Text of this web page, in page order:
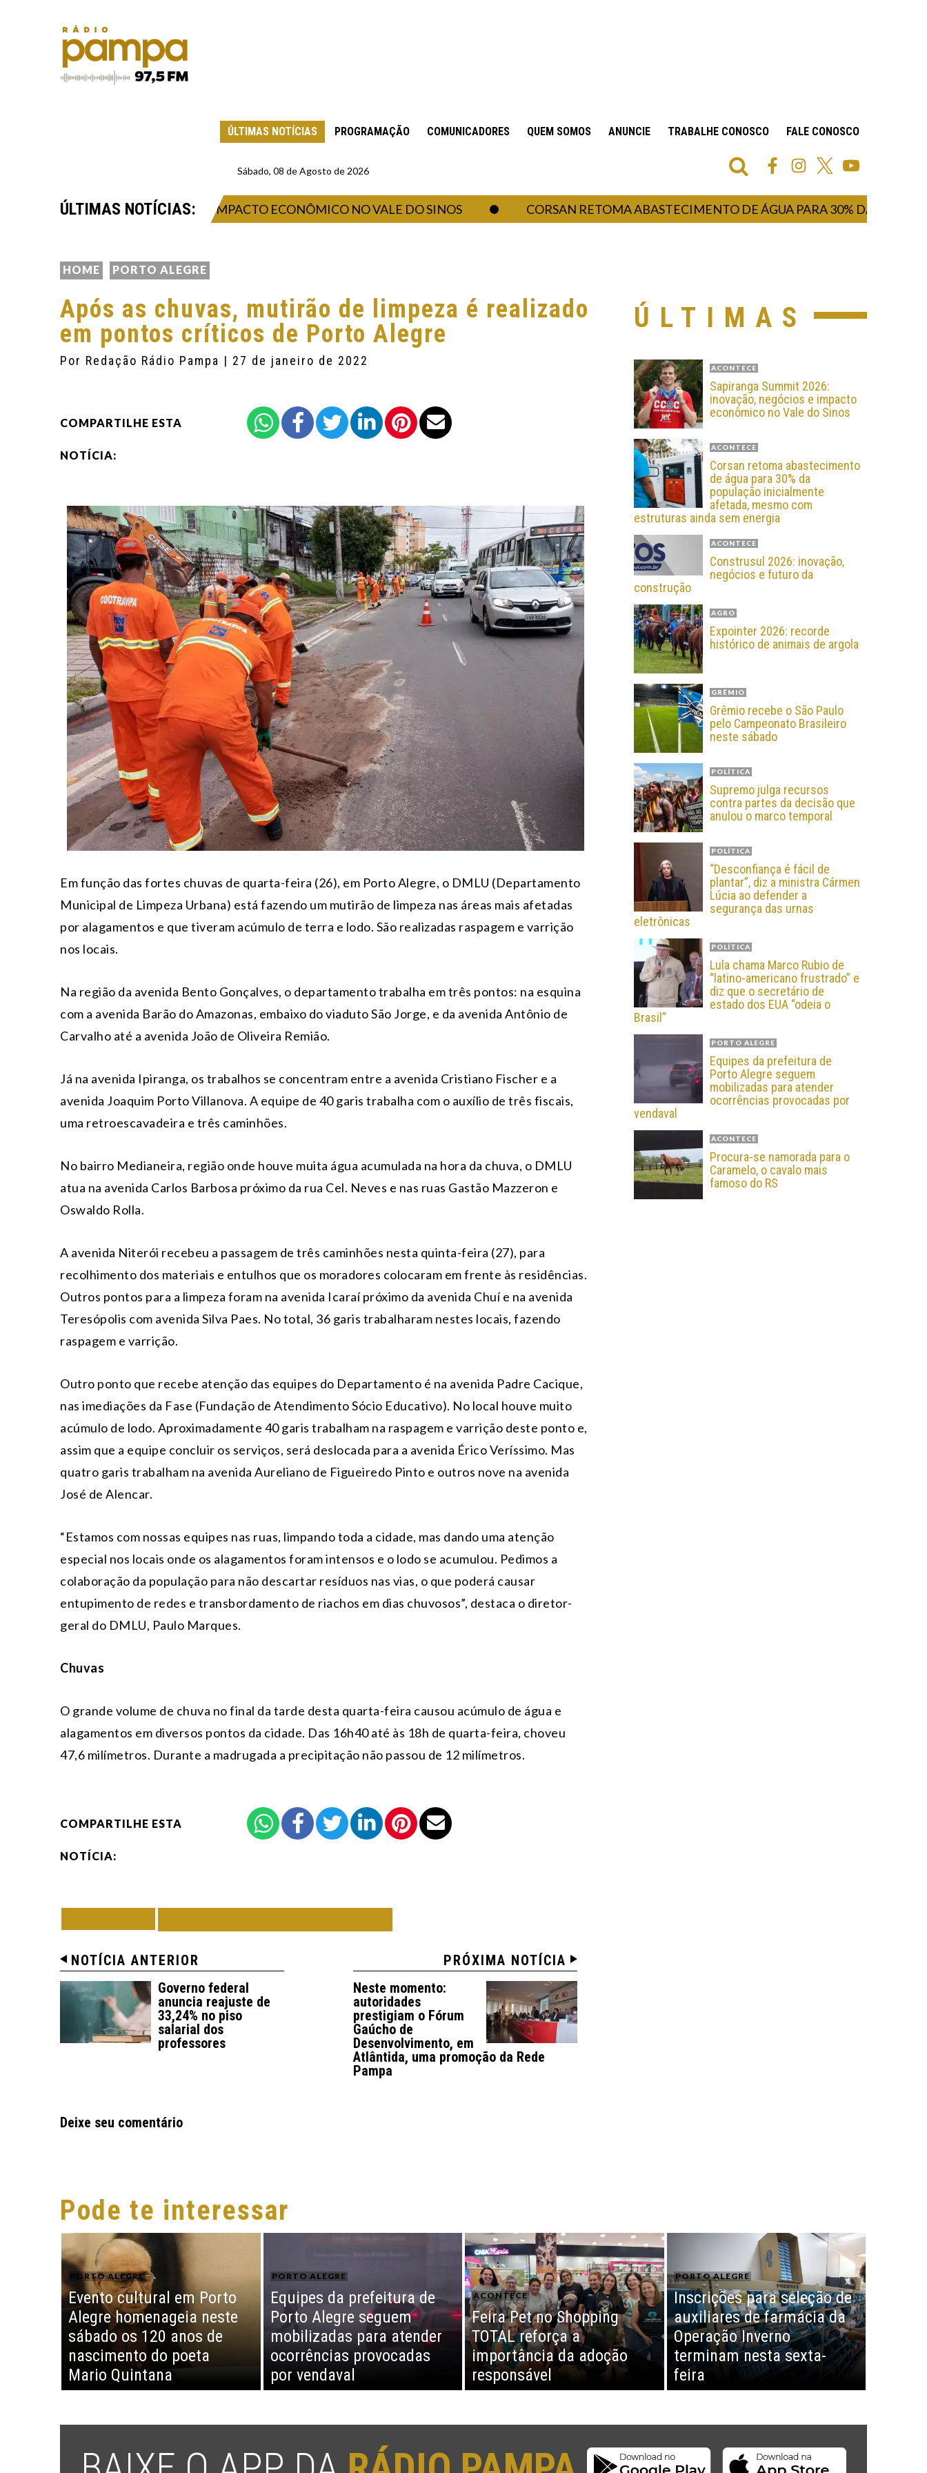
ÚLTIMAS NOTÍCIAS PROGRAMAÇÃO COMUNICADORES QUEM SOMOS ANUNCIE TRABALHE CONOSCO FALE CONOSCO
Sábado, 08 de Agosto de 2026
ÚLTIMAS NOTÍCIAS:
INOVAÇÃO, NEGÓCIOS E IMPACTO ECONÔMICO NO VALE DO SINOS CORSAN RETOMA ABASTECIMENTO DE ÁGUA PARA 30% DA
HOME PORTO ALEGRE
Após as chuvas, mutirão de limpeza é realizado
em pontos críticos de Porto Alegre
Por Redação Rádio Pampa | 27 de janeiro de 2022
COMPARTILHE ESTA
NOTÍCIA:
Em função das fortes chuvas de quarta-feira (26), em Porto Alegre, o DMLU (Departamento
Municipal de Limpeza Urbana) está fazendo um mutirão de limpeza nas áreas mais afetadas
por alagamentos e que tiveram acúmulo de terra e lodo. São realizadas raspagem e varrição
nos locais.
Na região da avenida Bento Gonçalves, o departamento trabalha em três pontos: na esquina
com a avenida Barão do Amazonas, embaixo do viaduto São Jorge, e da avenida Antônio de
Carvalho até a avenida João de Oliveira Remião.
Já na avenida Ipiranga, os trabalhos se concentram entre a avenida Cristiano Fischer e a
avenida Joaquim Porto Villanova. A equipe de 40 garis trabalha com o auxílio de três fiscais,
uma retroescavadeira e três caminhões.
No bairro Medianeira, região onde houve muita água acumulada na hora da chuva, o DMLU
atua na avenida Carlos Barbosa próximo da rua Cel. Neves e nas ruas Gastão Mazzeron e
Oswaldo Rolla.
A avenida Niterói recebeu a passagem de três caminhões nesta quinta-feira (27), para
recolhimento dos materiais e entulhos que os moradores colocaram em frente às residências.
Outros pontos para a limpeza foram na avenida Icaraí próximo da avenida Chuí e na avenida
Teresópolis com avenida Silva Paes. No total, 36 garis trabalharam nestes locais, fazendo
raspagem e varrição.
Outro ponto que recebe atenção das equipes do Departamento é na avenida Padre Cacique,
nas imediações da Fase (Fundação de Atendimento Sócio Educativo). No local houve muito
acúmulo de lodo. Aproximadamente 40 garis trabalham na raspagem e varrição deste ponto e,
assim que a equipe concluir os serviços, será deslocada para a avenida Érico Veríssimo. Mas
quatro garis trabalham na avenida Aureliano de Figueiredo Pinto e outros nove na avenida
José de Alencar.
“Estamos com nossas equipes nas ruas, limpando toda a cidade, mas dando uma atenção
especial nos locais onde os alagamentos foram intensos e o lodo se acumulou. Pedimos a
colaboração da população para não descartar resíduos nas vias, o que poderá causar
entupimento de redes e transbordamento de riachos em dias chuvosos”, destaca o diretor-
geral do DMLU, Paulo Marques.
Chuvas
O grande volume de chuva no final da tarde desta quarta-feira causou acúmulo de água e
alagamentos em diversos pontos da cidade. Das 16h40 até às 18h de quarta-feira, choveu
47,6 milímetros. Durante a madrugada a precipitação não passou de 12 milímetros.
COMPARTILHE ESTA
NOTÍCIA:
NOTÍCIA ANTERIOR
Governo federal
anuncia reajuste de
33,24% no piso
salarial dos
professores
PRÓXIMA NOTÍCIA
Neste momento:
autoridades
prestigiam o Fórum
Gaúcho de
Desenvolvimento, em
Atlântida, uma promoção da Rede
Pampa
Deixe seu comentário
ÚLTIMAS
ACONTECE
Sapiranga Summit 2026:
inovação, negócios e impacto
econômico no Vale do Sinos
ACONTECE
Corsan retoma abastecimento
de água para 30% da
população inicialmente
afetada, mesmo com
estruturas ainda sem energia
ACONTECE
Construsul 2026: inovação,
negócios e futuro da
construção
AGRO
Expointer 2026: recorde
histórico de animais de argola
GRÊMIO
Grêmio recebe o São Paulo
pelo Campeonato Brasileiro
neste sábado
POLÍTICA
Supremo julga recursos
contra partes da decisão que
anulou o marco temporal
POLÍTICA
“Desconfiança é fácil de
plantar”, diz a ministra Cármen
Lúcia ao defender a
segurança das urnas
eletrônicas
POLÍTICA
Lula chama Marco Rubio de
“latino-americano frustrado” e
diz que o secretário de
estado dos EUA “odeia o
Brasil”
PORTO ALEGRE
Equipes da prefeitura de
Porto Alegre seguem
mobilizadas para atender
ocorrências provocadas por
vendaval
ACONTECE
Procura-se namorada para o
Caramelo, o cavalo mais
famoso do RS
Pode te interessar
PORTO ALEGRE
Evento cultural em Porto
Alegre homenageia neste
sábado os 120 anos de
nascimento do poeta
Mario Quintana
PORTO ALEGRE
Equipes da prefeitura de
Porto Alegre seguem
mobilizadas para atender
ocorrências provocadas
por vendaval
ACONTECE
Feira Pet no Shopping
TOTAL reforça a
importância da adoção
responsável
PORTO ALEGRE
Inscrições para seleção de
auxiliares de farmácia da
Operação Inverno
terminam nesta sexta-
feira